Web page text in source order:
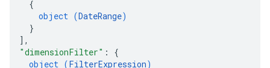
{
object (DateRange)
}
] ,
"dimensionFilter" : {
object (FilterExpression)